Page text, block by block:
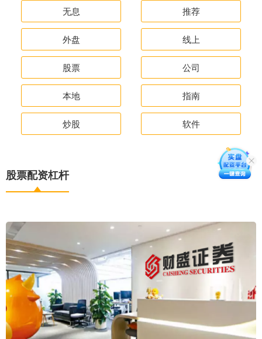
无息 推荐
外盘 线上
股票 公司
本地 指南
炒股 软件
股票配资杠杆